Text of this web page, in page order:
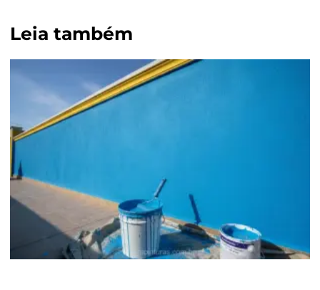
Leia também